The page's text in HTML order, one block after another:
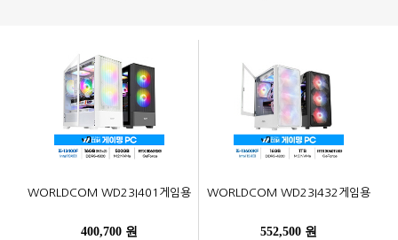
WORLDCOM WD23I401게임용
400,700 원
WORLDCOM WD23I432게임용
552,500 원